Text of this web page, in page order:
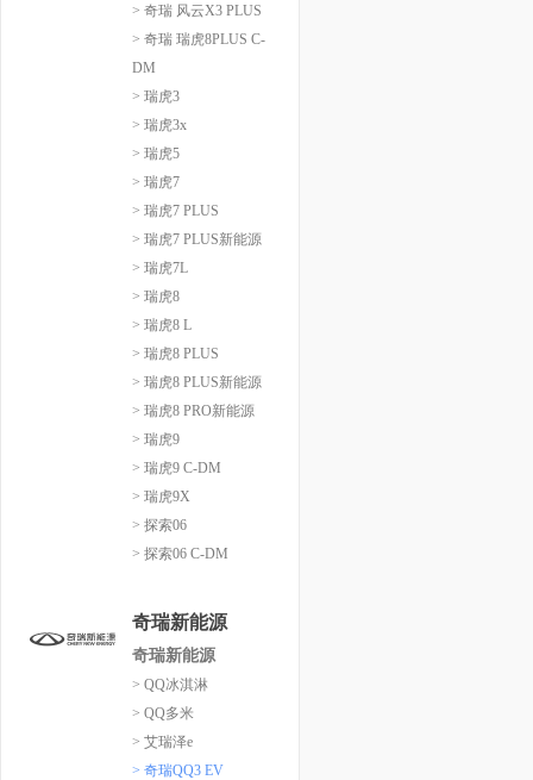
> 奇瑞 风云X3 PLUS
> 奇瑞 瑞虎8PLUS C-
DM
> 瑞虎3
> 瑞虎3x
> 瑞虎5
> 瑞虎7
> 瑞虎7 PLUS
> 瑞虎7 PLUS新能源
> 瑞虎7L
> 瑞虎8
> 瑞虎8 L
> 瑞虎8 PLUS
> 瑞虎8 PLUS新能源
> 瑞虎8 PRO新能源
> 瑞虎9
> 瑞虎9 C-DM
> 瑞虎9X
> 探索06
> 探索06 C-DM
奇瑞新能源
奇瑞新能源
> QQ冰淇淋
> QQ多米
> 艾瑞泽e
> 奇瑞QQ3 EV